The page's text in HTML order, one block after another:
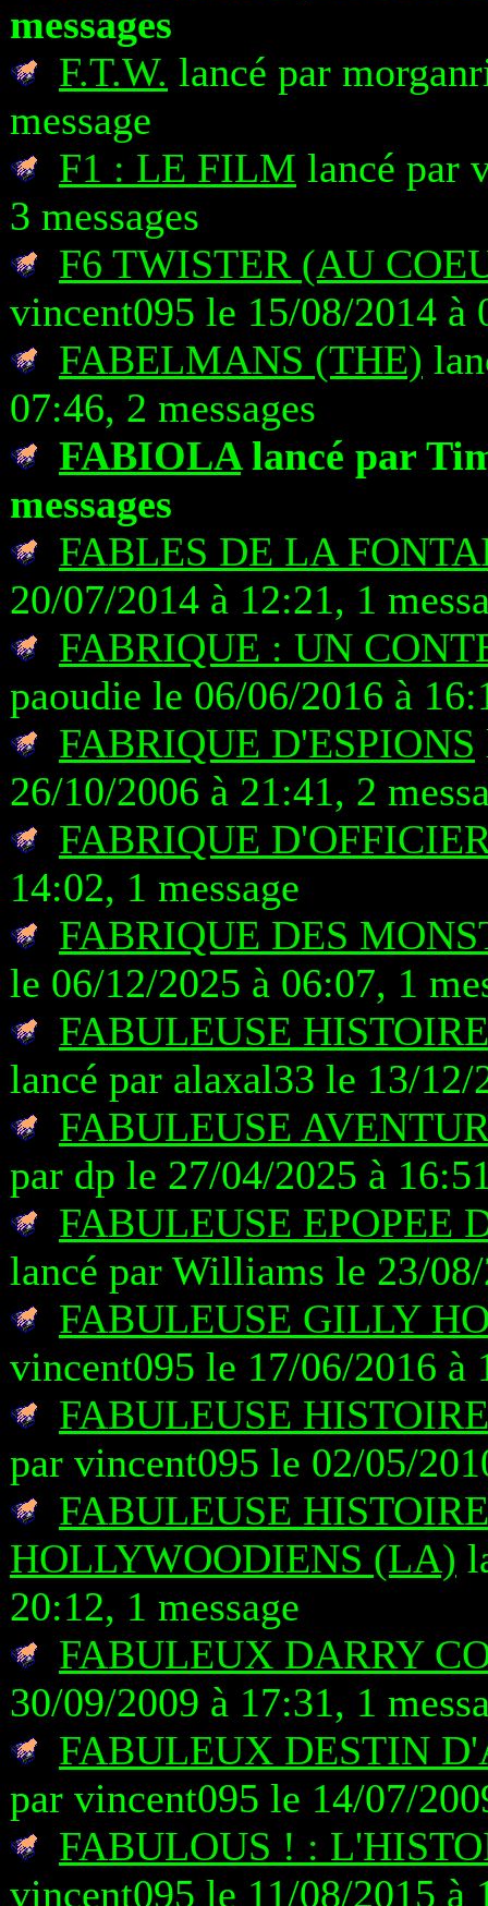
messages
F.T.W. lancé par
message
F1 : LE FILM lancé par
3 messages
F6 TWISTER (AU
vincent095 le 15/08/2014 à
FABELMANS (THE)
07:46, 2 messages
FABIOLAlancé par
messages
FABLES DE LA
20/07/2014 à 12:21, 1
FABRIQUE : UN
paoudie le 06/06/2016 à
FABRIQUE D'ESPIONS
26/10/2006 à 21:41, 2
FABRIQUE
14:02, 1 message
FABRIQUE DES
le 06/12/2025 à 06:07, 1
FABULEUSE
lancé par alaxal33 le 13/12/
FABULEUSE
par dp le 27/04/2025 à
FABULEUSE EPOPEE
lancé par Williams le 23/
FABULEUSE GILLY
vincent095 le 17/06/2016 à
FABULEUSE
par vincent095 le 02/05/
FABULEUSE
HOLLYWOODIENS (LA)
20:12, 1 message
FABULEUX DARRY
30/09/2009 à 17:31, 1
FABULEUX DESTIN
par vincent095 le 14/07/
FABULOUS ! :
vincent095 le 11/08/2015 à